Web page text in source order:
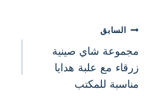
تصفّح
المقالات
السابق
مجموعة شاي صينية
زرقاء مع علبة هدايا
مناسبة للمكتب